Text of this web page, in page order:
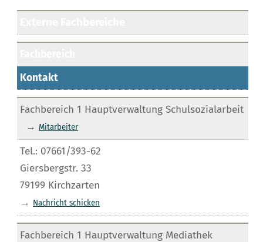
Kontakt
Fachbereich 1 Hauptverwaltung Schulsozialarbeit
→ Mitarbeiter
Tel.: 07661/393-62
Giersbergstr. 33
79199 Kirchzarten
→
Nachricht schicken
Fachbereich 1 Hauptverwaltung Mediathek